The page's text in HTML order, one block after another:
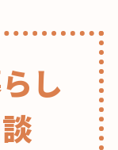
し